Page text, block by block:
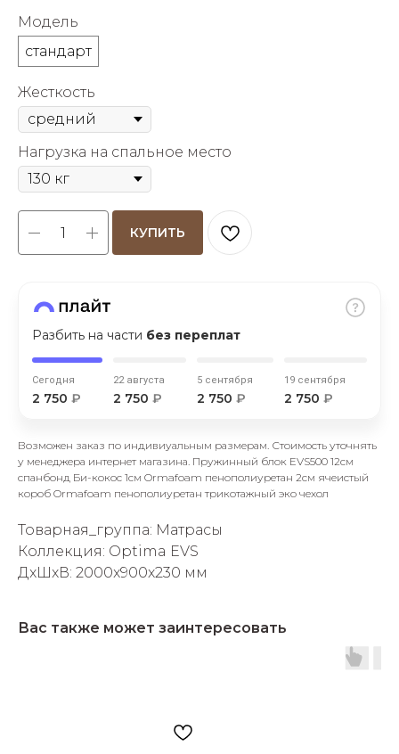
Модель
стандарт
Жесткость
Нагрузка на спальное место
КУПИТЬ
Разбить на части без переплат
Сегодня
2 750 ₽
22 августа
2 750 ₽
5 сентября
2 750 ₽
19 сентября
2 750₽
об оплате Плайтом
недели
Остались вопросы?
8 800 302-02-51
plait.ru
Возможен заказ по индивиуальным размерам. Стоимость уточнять
у менеджера интернет магазина. Пружинный блок EVS500 12см
спанбонд Би-кокос 1см Ormafoam пенополиуретан 2см ячеистый
короб Ormafoam пенополиуретан трикотажный эко чехол
Товарная_группа: Матрасы
Коллекция: Optima EVS
ДxШxВ: 2000x900x230 мм
Вас также может заинтересовать